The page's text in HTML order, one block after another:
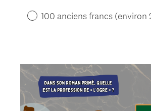
100 anciens francs (environ
Title